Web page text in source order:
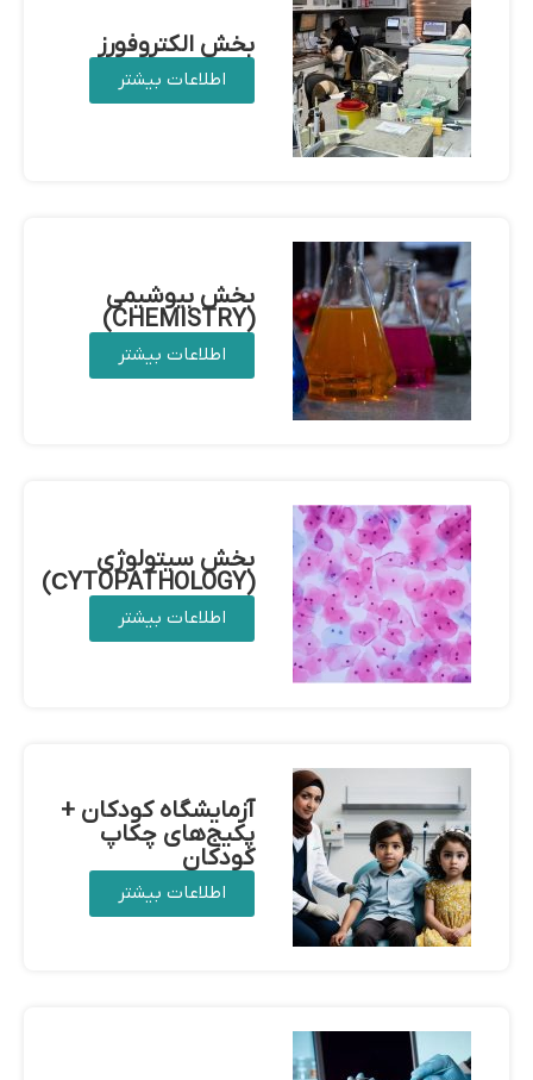
بخش الکتروفورز
اطلاعات بیشتر
بخش بیوشیمی
(CHEMISTRY)
اطلاعات بیشتر
بخش سیتولوژی
(СYTOPATHOLOGY)
اطلاعات بیشتر
آزمایشگاه کودکان +
پکیج‌های چکاپ
کودکان
اطلاعات بیشتر